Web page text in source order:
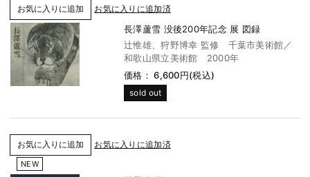
お気に入りに追加済
長澤蘆雪 没後200年記念 展 図録
辻惟雄、狩野博幸 監修 千葉市美術館／
和歌山県立美術館 2000年
価格： 6,600円(税込)
sold out
お気に入りに追加済
NEW